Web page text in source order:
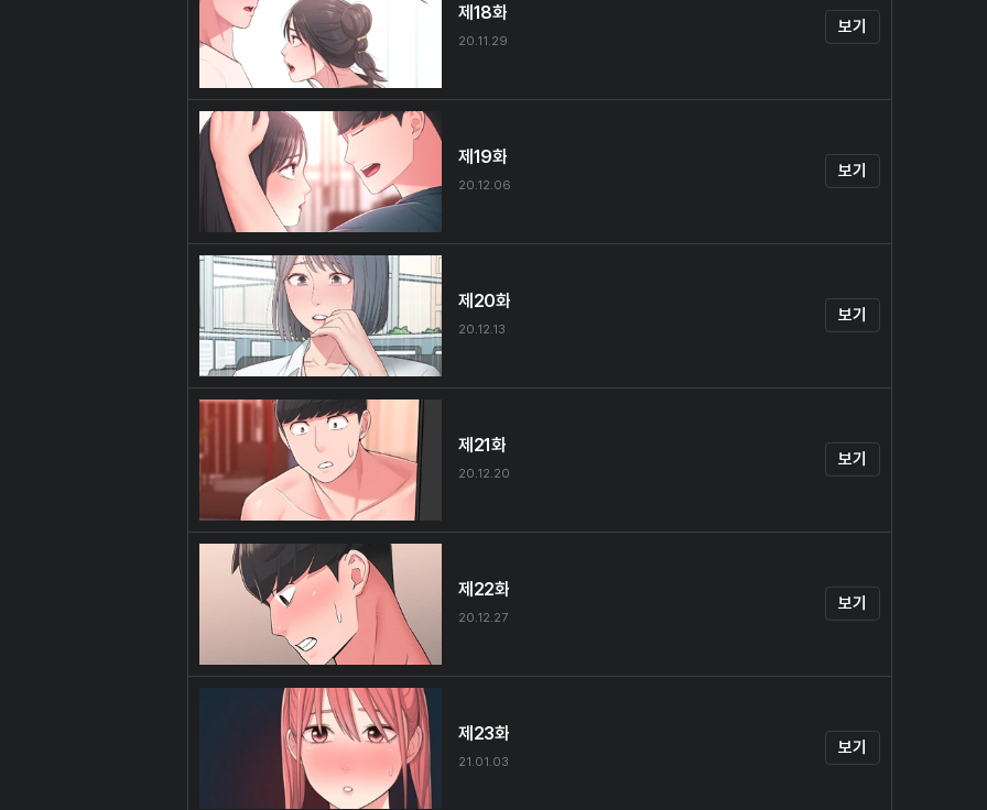
제18화
20.11.29
보기
제19화
20.12.06
보기
제20화
20.12.13
보기
제21화
20.12.20
보기
제22화
20.12.27
보기
제23화
21.01.03
보기